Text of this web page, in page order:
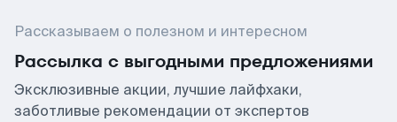
Рассказываем о полезном и интересном
Рассылка с выгодными предложениями
Эксклюзивные акции, лучшие лайфхаки,
заботливые рекомендации от экспертов